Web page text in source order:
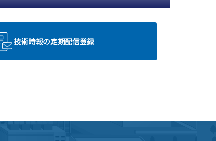
技術時報の定期配信登録